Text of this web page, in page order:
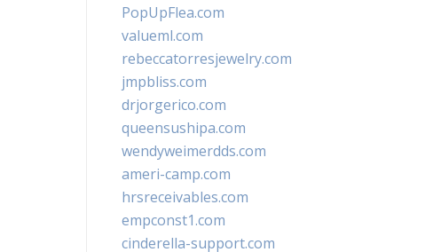
PopUpFlea.com
valueml.com
rebeccatorresjewelry.com
jmpbliss.com
drjorgerico.com
queensushipa.com
wendyweimerdds.com
ameri-camp.com
hrsreceivables.com
empconst1.com
cinderella-support.com